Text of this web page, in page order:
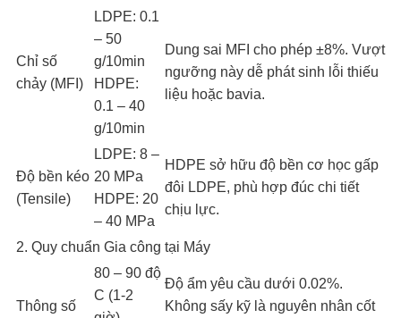
Chỉ số
chảy (MFI)
LDPE: 0.1
– 50
g/10min
HDPE:
0.1 – 40
g/10min
Dung sai MFI cho phép ±8%. Vượt
ngưỡng này dễ phát sinh lỗi thiếu
liệu hoặc bavia.
Độ bền kéo
(Tensile)
LDPE: 8 –
20 MPa
HDPE: 20
– 40 MPa
HDPE sở hữu độ bền cơ học gấp
đôi LDPE, phù hợp đúc chi tiết
chịu lực.
2. Quy chuẩn Gia công tại Máy
Thông số
80 – 90 độ
C (1-2
Độ ẩm yêu cầu dưới 0.02%.
Không sấy kỹ là nguyên nhân cốt